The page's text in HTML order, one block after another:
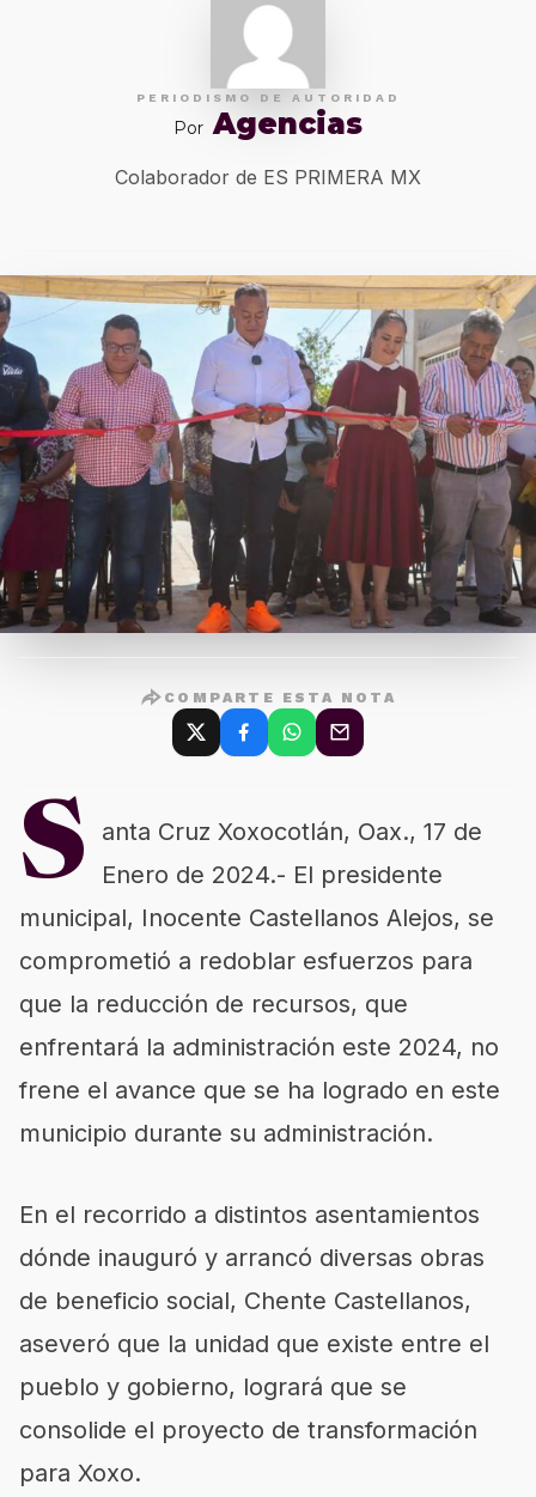
PERIODISMO DE AUTORIDAD
Por Agencias
Colaborador de ES PRIMERA MX
COMPARTE ESTA NOTA
S
anta Cruz Xoxocotlán, Oax., 17 de
Enero de 2024.- El presidente
municipal, Inocente Castellanos Alejos, se
comprometió a redoblar esfuerzos para
que la reducción de recursos, que
enfrentará la administración este 2024, no
frene el avance que se ha logrado en este
municipio durante su administración.
En el recorrido a distintos asentamientos
dónde inauguró y arrancó diversas obras
de beneficio social, Chente Castellanos,
aseveró que la unidad que existe entre el
pueblo y gobierno, logrará que se
consolide el proyecto de transformación
para Xoxo.